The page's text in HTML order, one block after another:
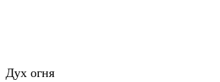
Дух огня